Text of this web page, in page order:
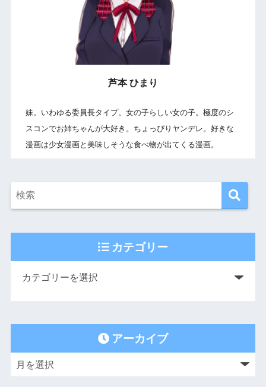
芦本 ひまり
妹。いわゆる委員長タイプ。女の子らしい女の子。極度のシ
スコンでお姉ちゃんが大好き。ちょっぴりヤンデレ。好きな
漫画は少女漫画と美味しそうな食べ物が出てくる漫画。
カテゴリー
アーカイブ